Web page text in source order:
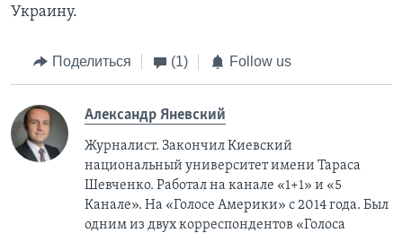
Украину.
Поделиться (1) Follow us
Александр Яневский
Журналист. Закончил Киевский
национальный университет имени Тараса
Шевченко. Работал на канале «1+1» и «5
Канале». На «Голосе Америки» с 2014 года. Был
одним из двух корреспондентов «Голоса